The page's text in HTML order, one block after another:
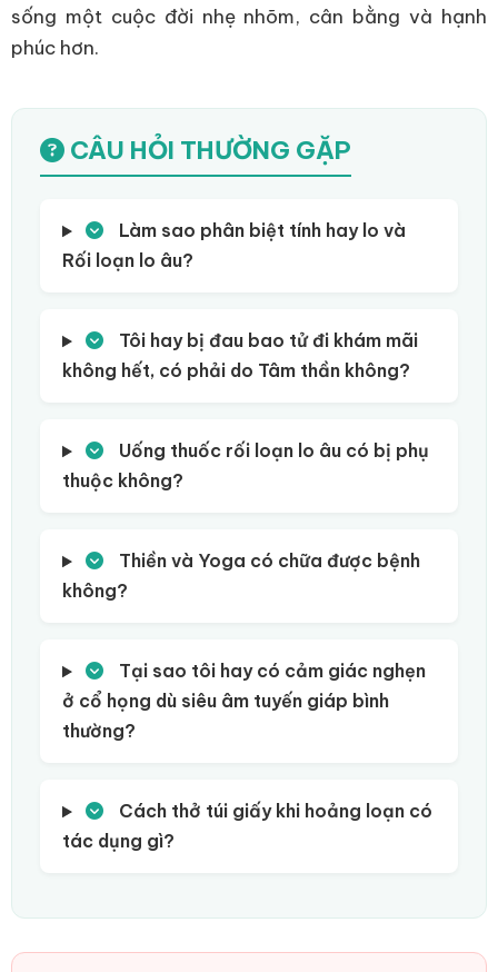
sống một cuộc đời nhẹ nhõm, cân bằng và hạnh
phúc hơn.
CÂU HỎI THƯỜNG GẶP
Làm sao phân biệt tính hay lo và
Rối loạn lo âu?
Tôi hay bị đau bao tử đi khám mãi
không hết, có phải do Tâm thần không?
Uống thuốc rối loạn lo âu có bị phụ
thuộc không?
Thiền và Yoga có chữa được bệnh
không?
Tại sao tôi hay có cảm giác nghẹn
ở cổ họng dù siêu âm tuyến giáp bình
thường?
Cách thở túi giấy khi hoảng loạn có
tác dụng gì?